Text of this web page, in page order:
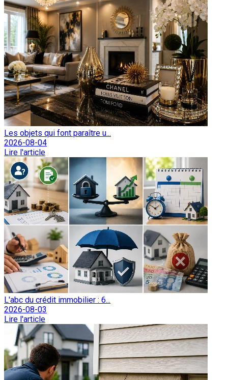
Les objets qui font paraître u...
2026-08-04
Lire l'article
L'abc du crédit immobilier : 6...
2026-08-03
Lire l'article